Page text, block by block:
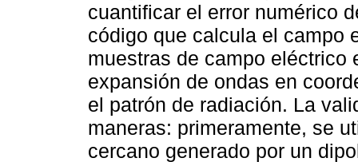
cuantificar el error numérico
código que calcula el campo
muestras de campo eléctrico
expansión de ondas en
el patrón de radiación. La
maneras: primeramente, se
cercano generado por un